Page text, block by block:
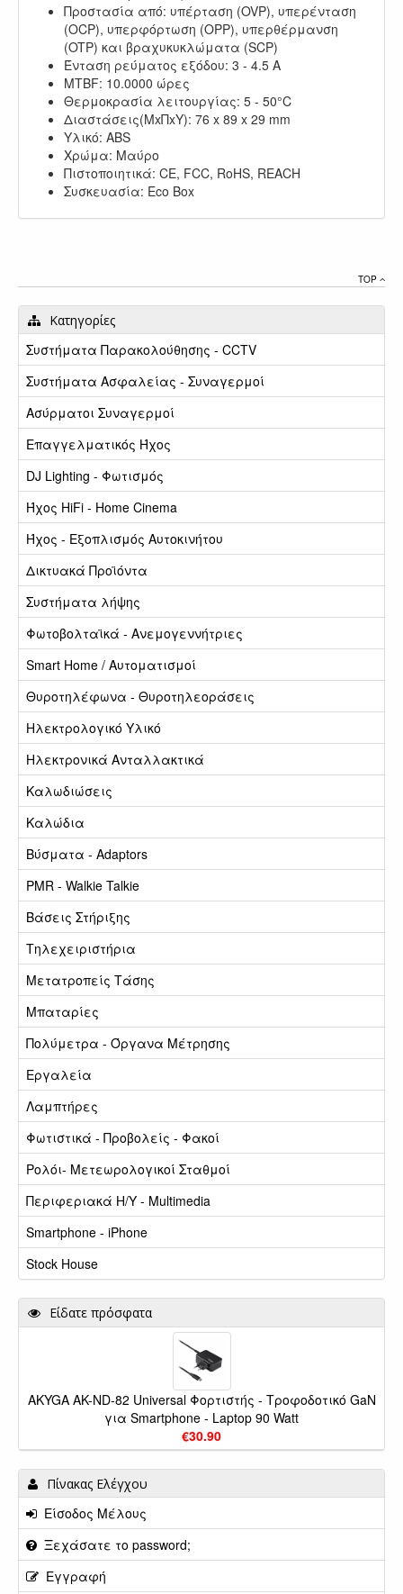
Προστασία από: υπέρταση (OVP), υπερένταση
(OCP), υπερφόρτωση (OPP), υπερθέρμανση
(OTP) και βραχυκυκλώματα (SCP)
Ένταση ρεύματος εξόδου: 3 - 4.5 A
MTBF: 10.0000 ώρες
Θερμοκρασία λειτουργίας: 5 - 50°C
Διαστάσεις(ΜxΠxΥ): 76 x 89 x 29 mm
Υλικό: ABS
Χρώμα: Μαύρο
Πιστοποιητικά: CE, FCC, RoHS, REACH
Συσκευασία: Eco Box
TOP
Κατηγορίες
Συστήματα Παρακολούθησης - CCTV
Συστήματα Ασφαλείας - Συναγερμοί
Ασύρματοι Συναγερμοί
Επαγγελματικός Ήχος
DJ Lighting - Φωτισμός
Ήχος HiFi - Home Cinema
Ήχος - Εξοπλισμός Αυτοκινήτου
Δικτυακά Προϊόντα
Συστήματα λήψης
Φωτοβολταϊκά - Ανεμογεννήτριες
Smart Home / Αυτοματισμοί
Θυροτηλέφωνα - Θυροτηλεοράσεις
Ηλεκτρολογικό Υλικό
Ηλεκτρονικά Ανταλλακτικά
Καλωδιώσεις
Καλώδια
Βύσματα - Adaptors
PMR - Walkie Talkie
Βάσεις Στήριξης
Τηλεχειριστήρια
Μετατροπείς Τάσης
Μπαταρίες
Πολύμετρα - Όργανα Μέτρησης
Εργαλεία
Λαμπτήρες
Φωτιστικά - Προβολείς - Φακοί
Ρολόι- Μετεωρολογικοί Σταθμοί
Περιφεριακά Η/Υ - Multimedia
Smartphone - iPhone
Stock House
Είδατε πρόσφατα
AKYGA AK-ND-82 Universal Φορτιστής - Τροφοδοτικό GaN
για Smartphone - Laptop 90 Watt
€30.90
Πίνακας Ελέγχου
Είσοδος Μέλους
Ξεχάσατε το password;
Εγγραφή